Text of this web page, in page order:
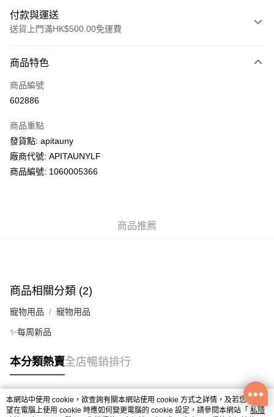
付款與運送
送貨上門滿HK$500.00免運費
信用卡
AlipayHK
WeChat Pay
送貨方式
每筆HK$50.00，滿HK$200.00或以上免運費
UNY 門市自取
商品特色
商品編號
602886
商品重點
發貨點: apitauny
廠商代號: APITAUNYLF
商品編號: 1060005366
商品推薦
商品相關分類 (2)
寵物用品 寵物用品
✨每周新品
本分類熱賣全店暢銷排行
熱門標籤
本網站中使用 cookie，欲查詢有關本網站使用 cookie 方式之詳情，及若您不希
望在電腦上使用 cookie 時應如何變更電腦的 cookie 設定，請參閱本網站「 私隱